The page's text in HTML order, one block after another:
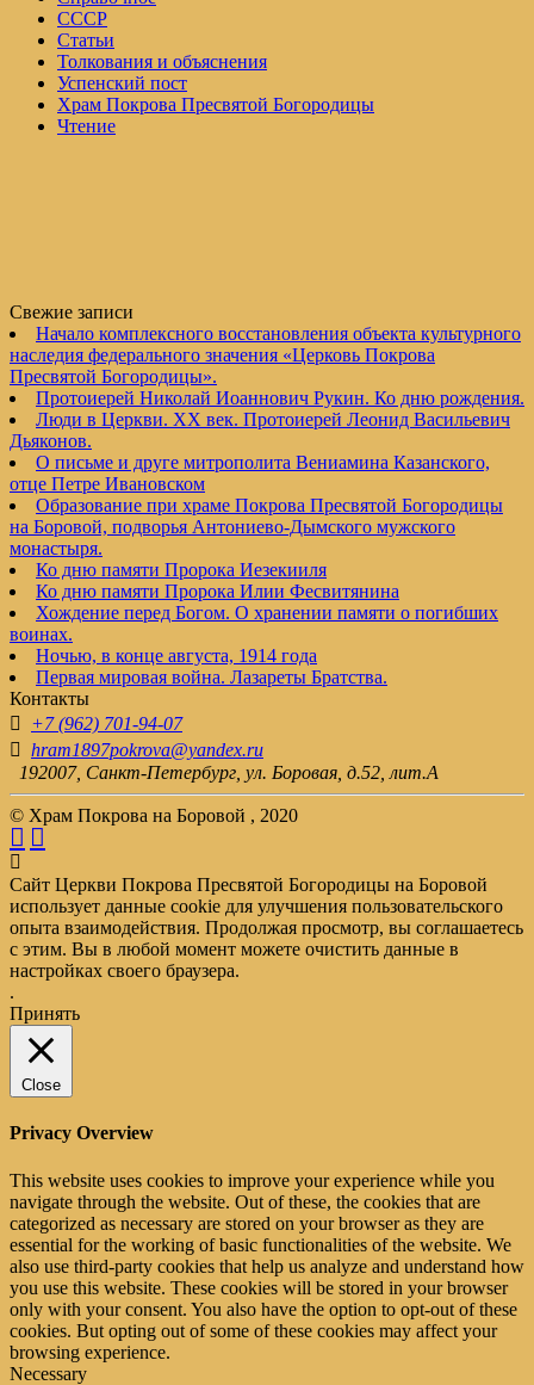
СССР
Статьи
Толкования и объяснения
Успенский пост
Храм Покрова Пресвятой Богородицы
Чтение
Свежие записи
Начало комплексного восстановления объекта культурного
наследия федерального значения «Церковь Покрова
Пресвятой Богородицы».
Протоиерей Николай Иоаннович Рукин. Ко дню рождения.
Люди в Церкви. XX век. Протоиерей Леонид Васильевич
Дьяконов.
О письме и друге митрополита Вениамина Казанского,
отце Петре Ивановском
Образование при храме Покрова Пресвятой Богородицы
на Боровой, подворья Антониево-Дымского мужского
монастыря.
Ко дню памяти Пророка Иезекииля
Ко дню памяти Пророка Илии Фесвитянина
Хождение перед Богом. О хранении памяти о погибших
воинах.
Ночью, в конце августа, 1914 года
Первая мировая война. Лазареты Братства.
Контакты
+7 (962) 701-94-07
hram1897pokrova@yandex.ru
192007, Санкт-Петербург, ул. Боровая, д.52, лит.А
© Храм Покрова на Боровой , 2020
Сайт Церкви Покрова Пресвятой Богородицы на Боровой
использует данные cookie для улучшения пользовательского
опыта взаимодействия. Продолжая просмотр, вы соглашаетесь
с этим. Вы в любой момент можете очистить данные в
настройках своего браузера.
.
Принять
Close
Privacy Overview
This website uses cookies to improve your experience while you
navigate through the website. Out of these, the cookies that are
categorized as necessary are stored on your browser as they are
essential for the working of basic functionalities of the website. We
also use third-party cookies that help us analyze and understand how
you use this website. These cookies will be stored in your browser
only with your consent. You also have the option to opt-out of these
cookies. But opting out of some of these cookies may affect your
browsing experience.
Necessary